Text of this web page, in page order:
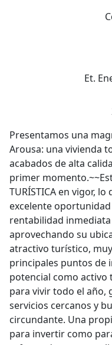
Et.
Presentamos una
Arousa: una vivienda
acabados de alta
primer
TURÍSTICA en vigor,
excelente
rentabilidad
aprovechando su
atractivo turístico,
principales puntos de
potencial como activo
para vivir todo el año,
servicios cercanos y
circundante. Una
para invertir como